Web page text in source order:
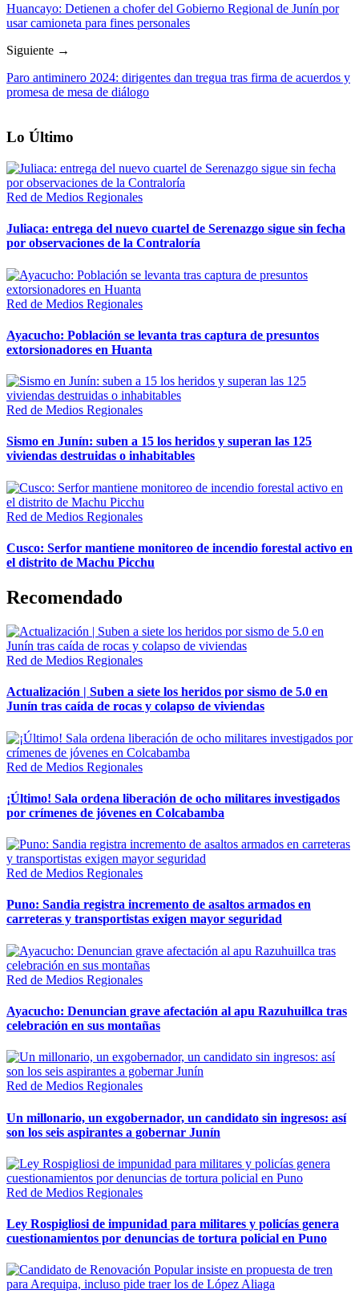
Huancayo: Detienen a chofer del Gobierno Regional de Junín por
usar camioneta para fines personales
Siguiente →
Paro antiminero 2024: dirigentes dan tregua tras firma de acuerdos y
promesa de mesa de diálogo
Lo Último
Red de Medios Regionales
Juliaca: entrega del nuevo cuartel de Serenazgo sigue sin fecha
por observaciones de la Contraloría
Red de Medios Regionales
Ayacucho: Población se levanta tras captura de presuntos
extorsionadores en Huanta
Red de Medios Regionales
Sismo en Junín: suben a 15 los heridos y superan las 125
viviendas destruidas o inhabitables
Red de Medios Regionales
Cusco: Serfor mantiene monitoreo de incendio forestal activo en
el distrito de Machu Picchu
Recomendado
Red de Medios Regionales
Actualización | Suben a siete los heridos por sismo de 5.0 en
Junín tras caída de rocas y colapso de viviendas
Red de Medios Regionales
¡Último! Sala ordena liberación de ocho militares investigados
por crímenes de jóvenes en Colcabamba
Red de Medios Regionales
Puno: Sandia registra incremento de asaltos armados en
carreteras y transportistas exigen mayor seguridad
Red de Medios Regionales
Ayacucho: Denuncian grave afectación al apu Razuhuillca tras
celebración en sus montañas
Red de Medios Regionales
Un millonario, un exgobernador, un candidato sin ingresos: así
son los seis aspirantes a gobernar Junín
Red de Medios Regionales
Ley Rospigliosi de impunidad para militares y policías genera
cuestionamientos por denuncias de tortura policial en Puno